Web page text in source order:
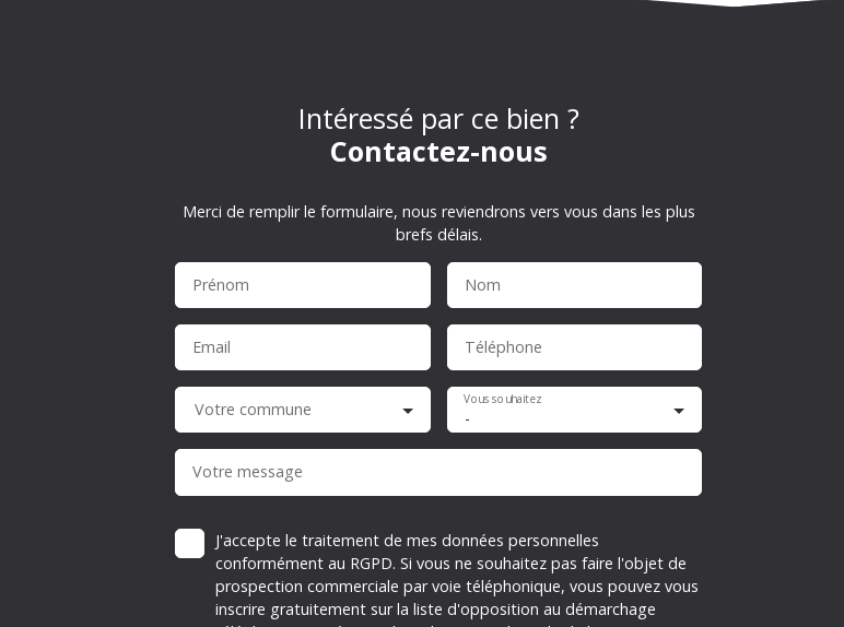
Intéressé par ce bien ?
Contactez-nous
Merci de remplir le formulaire, nous reviendrons vers vous dans les plus
brefs délais.
Prénom Nom
Email Téléphone
Votre commune -
Vous souhaitez
Votre message
J'accepte le traitement de mes données personnelles
conformément au RGPD. Si vous ne souhaitez pas faire l'objet de
prospection commerciale par voie téléphonique, vous pouvez vous
inscrire gratuitement sur la liste d'opposition au démarchage